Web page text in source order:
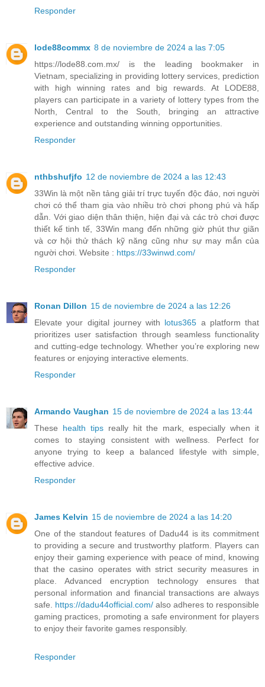
Responder
lode88commx 8 de noviembre de 2024 a las 7:05
https://lode88.com.mx/ is the leading bookmaker in
Vietnam, specializing in providing lottery services, prediction
with high winning rates and big rewards. At LODE88,
players can participate in a variety of lottery types from the
North, Central to the South, bringing an attractive
experience and outstanding winning opportunities.
Responder
nthbshufjfo 12 de noviembre de 2024 a las 12:43
33Win là một nền tảng giải trí trực tuyến độc đáo, nơi người
chơi có thể tham gia vào nhiều trò chơi phong phú và hấp
dẫn. Với giao diện thân thiện, hiện đại và các trò chơi được
thiết kế tinh tế, 33Win mang đến những giờ phút thư giãn
và cơ hội thử thách kỹ năng cũng như sự may mắn của
người chơi. Website : https://33winwd.com/
Responder
Ronan Dillon 15 de noviembre de 2024 a las 12:26
Elevate your digital journey with lotus365 a platform that
prioritizes user satisfaction through seamless functionality
and cutting-edge technology. Whether you’re exploring new
features or enjoying interactive elements.
Responder
Armando Vaughan 15 de noviembre de 2024 a las 13:44
These health tipsreally hit the mark, especially when it
comes to staying consistent with wellness. Perfect for
anyone trying to keep a balanced lifestyle with simple,
effective advice.
Responder
James Kelvin 15 de noviembre de 2024 a las 14:20
One of the standout features of Dadu44 is its commitment
to providing a secure and trustworthy platform. Players can
enjoy their gaming experience with peace of mind, knowing
that the casino operates with strict security measures in
place. Advanced encryption technology ensures that
personal information and financial transactions are always
safe. https://dadu44official.com/ also adheres to responsible
gaming practices, promoting a safe environment for players
to enjoy their favorite games responsibly.
Responder